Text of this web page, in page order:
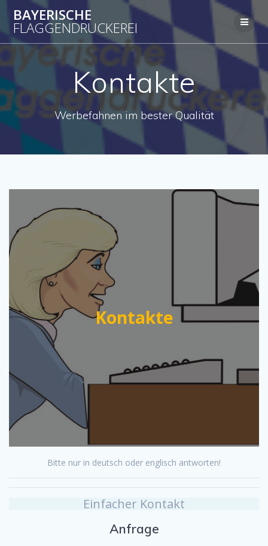
Zum
Inhalt
springen
BAYERISCHE
FLAGGENDRUCKEREI
Kontakte
Werbefahnen im bester Qualität
Kontakte
Bitte nur in deutsch oder englisch antworten!
Einfacher Kontakt
Anfrage